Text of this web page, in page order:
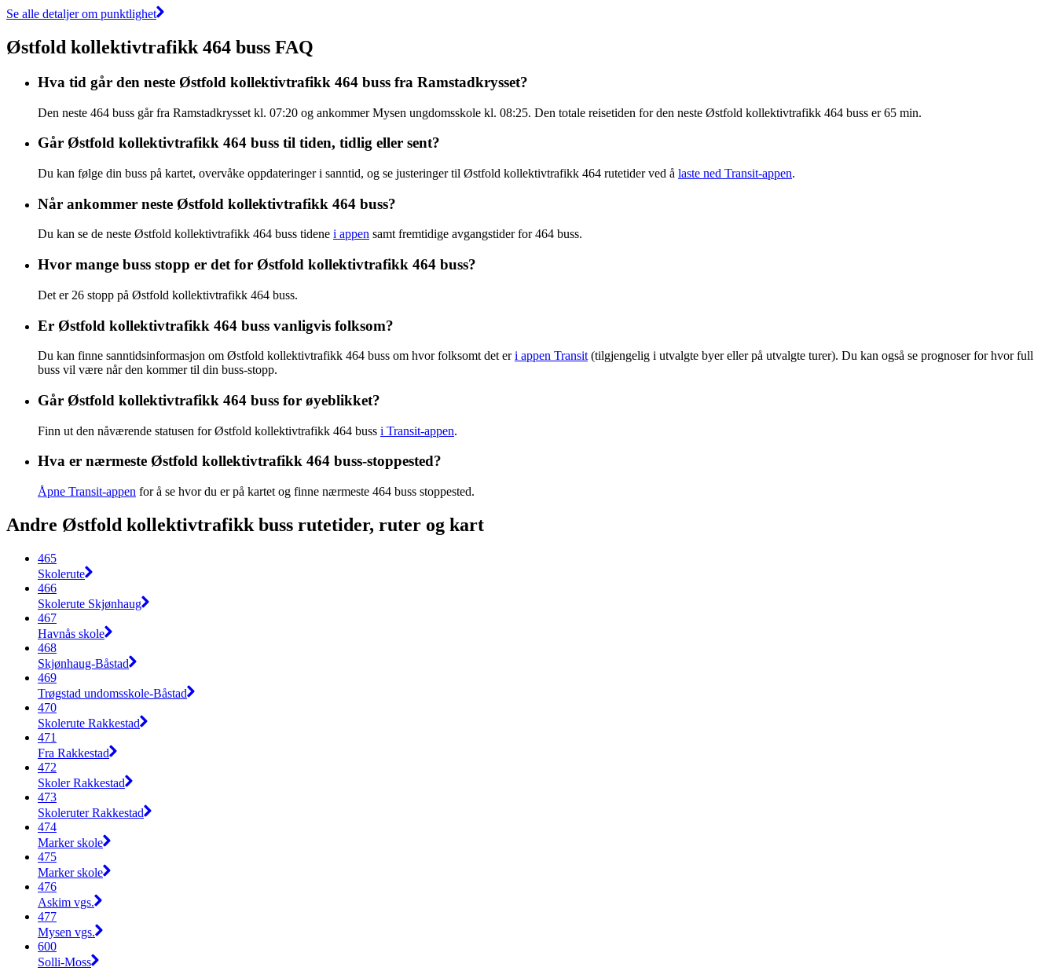
Se alle detaljer om punktlighet
Østfold kollektivtrafikk 464 buss FAQ
Hva tid går den neste Østfold kollektivtrafikk 464 buss fra Ramstadkrysset?
Den neste 464 buss går fra Ramstadkrysset kl. 07:20 og ankommer Mysen ungdomsskole kl. 08:25. Den totale reisetiden for den neste Østfold kollektivtrafikk 464 buss er 65 min.
Går Østfold kollektivtrafikk 464 buss til tiden, tidlig eller sent?
Du kan følge din buss på kartet, overvåke oppdateringer i sanntid, og se justeringer til Østfold kollektivtrafikk 464 rutetider ved å laste ned Transit-appen.
Når ankommer neste Østfold kollektivtrafikk 464 buss?
Du kan se de neste Østfold kollektivtrafikk 464 buss tidene i appen samt fremtidige avgangstider for 464 buss.
Hvor mange buss stopp er det for Østfold kollektivtrafikk 464 buss?
Det er 26 stopp på Østfold kollektivtrafikk 464 buss.
Er Østfold kollektivtrafikk 464 buss vanligvis folksom?
Du kan finne sanntidsinformasjon om Østfold kollektivtrafikk 464 buss om hvor folksomt det eri appen Transit (tilgjengelig i utvalgte byer eller på utvalgte turer). Du kan også se prognoser for hvor full
buss vil være når den kommer til din buss-stopp.
Går Østfold kollektivtrafikk 464 buss for øyeblikket?
Finn ut den nåværende statusen for Østfold kollektivtrafikk 464 buss i Transit-appen.
Hva er nærmeste Østfold kollektivtrafikk 464 buss-stoppested?
Åpne Transit-appen for å se hvor du er på kartet og finne nærmeste 464 buss stoppested.
Andre Østfold kollektivtrafikk buss rutetider, ruter og kart
465
Skolerute
466
Skolerute Skjønhaug
467
Havnås skole
468
Skjønhaug-Båstad
469
Trøgstad undomsskole-Båstad
470
Skolerute Rakkestad
471
Fra Rakkestad
472
Skoler Rakkestad
473
Skoleruter Rakkestad
474
Marker skole
475
Marker skole
476
Askim vgs.
477
Mysen vgs.
600
Solli-Moss